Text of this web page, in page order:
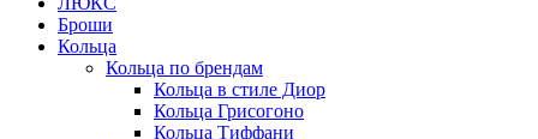
Броши
Кольца
Кольца по брендам
Кольца в стиле Диор
Кольца Грисогоно
Кольца Тиффани